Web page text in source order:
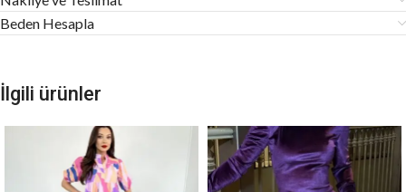
Beden Hesapla
İlgili ürünler